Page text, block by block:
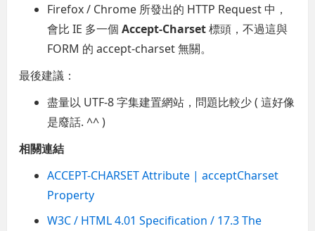
Firefox / Chrome 所發出的 HTTP Request 中，
會比 IE 多一個Accept-Charset標頭，不過這與
FORM 的 accept-charset 無關。
最後建議：
盡量以 UTF-8 字集建置網站，問題比較少 ( 這好像
是廢話. ^^ )
相關連結
ACCEPT-CHARSET Attribute | acceptCharset
Property
W3C / HTML 4.01 Specification / 17.3 The